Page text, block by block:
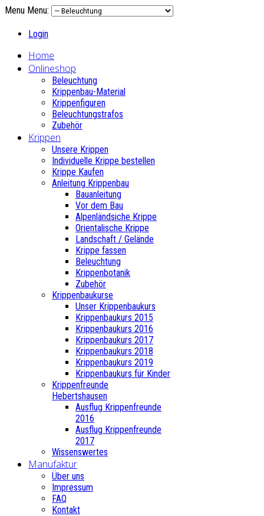
Menu Menu:
Login
Home
Onlineshop
Beleuchtung
Krippenbau-Material
Krippenfiguren
Beleuchtungstrafos
Zubehör
Krippen
Unsere Krippen
Individuelle Krippe bestellen
Krippe Kaufen
Anleitung Krippenbau
Bauanleitung
Vor dem Bau
Alpenländsiche Krippe
Orientalische Krippe
Landschaft / Gelände
Krippe fassen
Beleuchtung
Krippenbotanik
Zubehör
Krippenbaukurse
Unser Krippenbaukurs
Krippenbaukurs 2015
Krippenbaukurs 2016
Krippenbaukurs 2017
Krippenbaukurs 2018
Krippenbaukurs 2019
Krippenbaukurs für Kinder
Krippenfreunde
Hebertshausen
Ausflug Krippenfreunde
2016
Ausflug Krippenfreunde
2017
Wissenswertes
Manufaktur
Über uns
Impressum
FAQ
Kontakt